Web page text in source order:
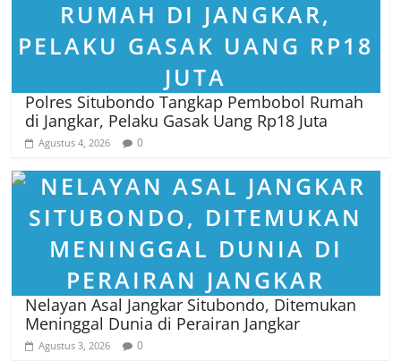
Polres Situbondo Tangkap Pembobol Rumah
di Jangkar, Pelaku Gasak Uang Rp18 Juta
Agustus 4, 2026 0
Nelayan Asal Jangkar Situbondo, Ditemukan
Meninggal Dunia di Perairan Jangkar
Agustus 3, 2026 0